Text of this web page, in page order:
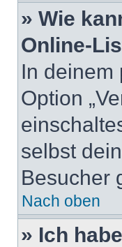
» Wie
Online-
In deinem
Option
selbst
Besucher
Nach oben
» Ich